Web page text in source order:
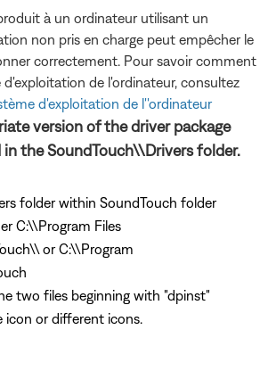
à un ordinateur utilisant un
non pris en charge peut empêcher le
correctement. Pour savoir comment
de l'ordinateur, consultez
d'exploitation de l''ordinateur
version of the driver package
the SoundTouch\\Drivers folder.
folder within SoundTouch folder
C:\\Program Files
or C:\\Program
two files beginning with "dpinst"
icon or different icons.